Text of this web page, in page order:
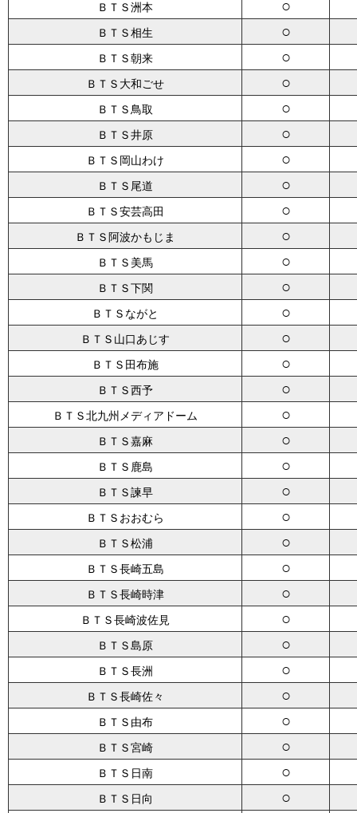
ＢＴＳ洲本 ○
ＢＴＳ相生 ○
ＢＴＳ朝来 ○
ＢＴＳ大和ごせ ○
ＢＴＳ鳥取 ○
ＢＴＳ井原 ○
ＢＴＳ岡山わけ ○
ＢＴＳ尾道 ○
ＢＴＳ安芸高田 ○
ＢＴＳ阿波かもじま ○
ＢＴＳ美馬 ○
ＢＴＳ下関 ○
ＢＴＳながと ○
ＢＴＳ山口あじす ○
ＢＴＳ田布施 ○
ＢＴＳ西予 ○
ＢＴＳ北九州メディアドーム ○
ＢＴＳ嘉麻 ○
ＢＴＳ鹿島 ○
ＢＴＳ諫早 ○
ＢＴＳおおむら ○
ＢＴＳ松浦 ○
ＢＴＳ長崎五島 ○
ＢＴＳ長崎時津 ○
ＢＴＳ長崎波佐見 ○
ＢＴＳ島原 ○
ＢＴＳ長洲 ○
ＢＴＳ長崎佐々 ○
ＢＴＳ由布 ○
ＢＴＳ宮崎 ○
ＢＴＳ日南 ○
ＢＴＳ日向 ○